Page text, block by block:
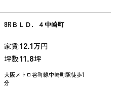
8RＢＬＤ．４中崎町
家賃:12.1万円
坪数:11.8坪
大阪メトロ谷町線中崎町駅徒歩1
分